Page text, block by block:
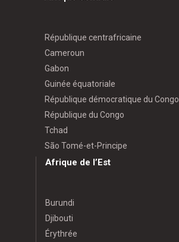
République centrafricaine
Cameroun
Gabon
Guinée équatoriale
République démocratique du Congo
République du Congo
Tchad
São Tomé-et-Principe
Afrique de l’Est
Burundi
Djibouti
Érythrée